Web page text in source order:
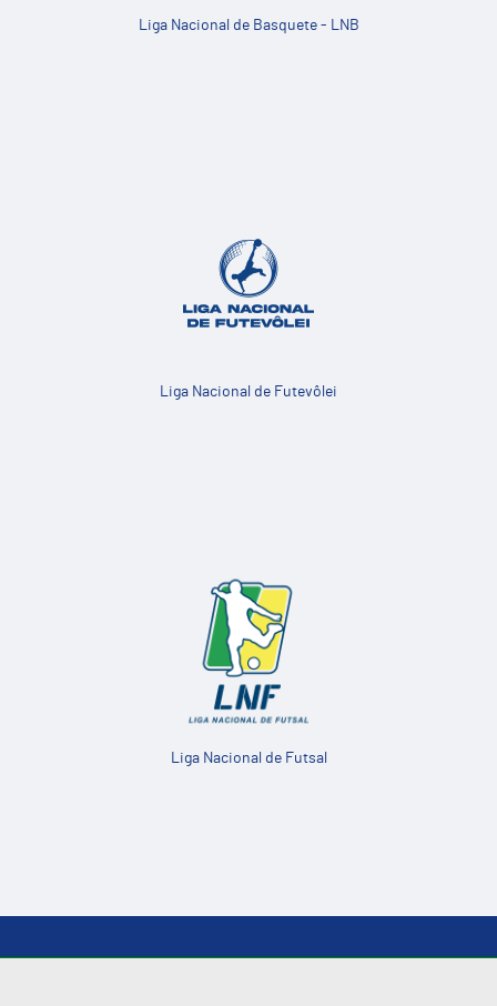
Liga Nacional de Basquete - LNB
Liga Nacional de Futevôlei
Liga Nacional de Futsal